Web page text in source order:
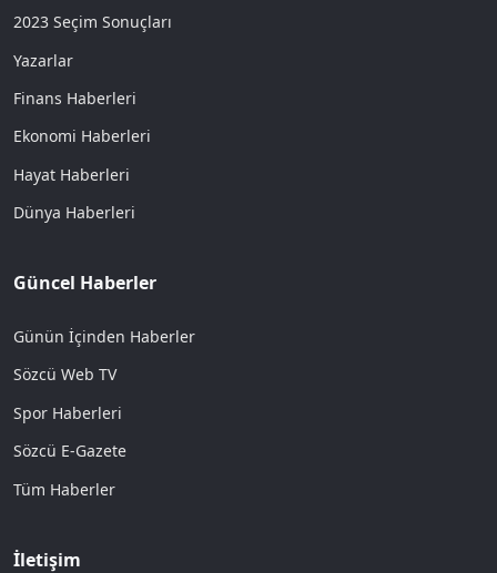
2023 Seçim Sonuçları
Yazarlar
Finans Haberleri
Ekonomi Haberleri
Hayat Haberleri
Dünya Haberleri
Güncel Haberler
Günün İçinden Haberler
Sözcü Web TV
Spor Haberleri
Sözcü E-Gazete
Tüm Haberler
İletişim